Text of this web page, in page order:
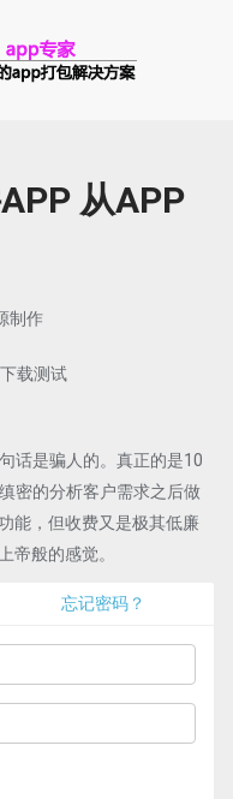
从APP
制作
载测试
话是骗人的。真正的是10
密的分析客户需求之后做
能，但收费又是极其低廉
帝般的感觉。
忘记密码？